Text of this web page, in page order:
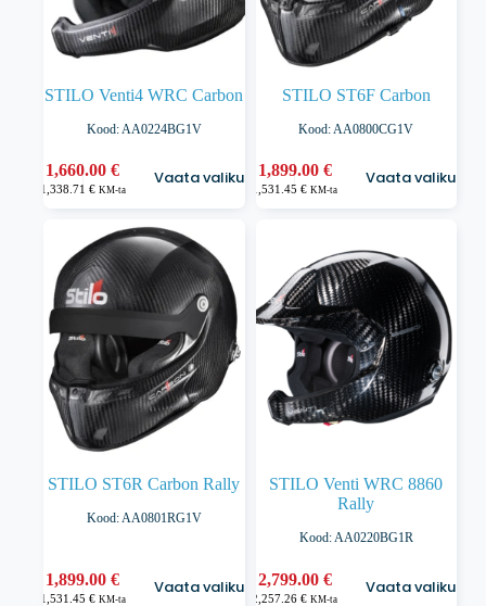
STILO Venti4 WRC Carbon
Kood: AA0224BG1V
1,660.00€
1,338.71 € KM-ta
Vaata valikuid
Sellel
tootel
Valikuid
saab
teha
tootelehel.
STILO ST6F Carbon
Kood: AA0800CG1V
1,899.00 €
1,531.45€ KM-ta
Vaata valikuid
Sellel
tootel
teha
tootelehel.
STILO ST6R Carbon Rally
Kood: AA0801RG1V
1,899.00€
1,531.45 € KM-ta
Vaata valikuid
Sellel
tootel
STILO Venti WRC 8860
Rally
Kood: AA0220BG1R
2,799.00 €
2,257.26€ KM-ta
Vaata valikuid
Sellel
tootel